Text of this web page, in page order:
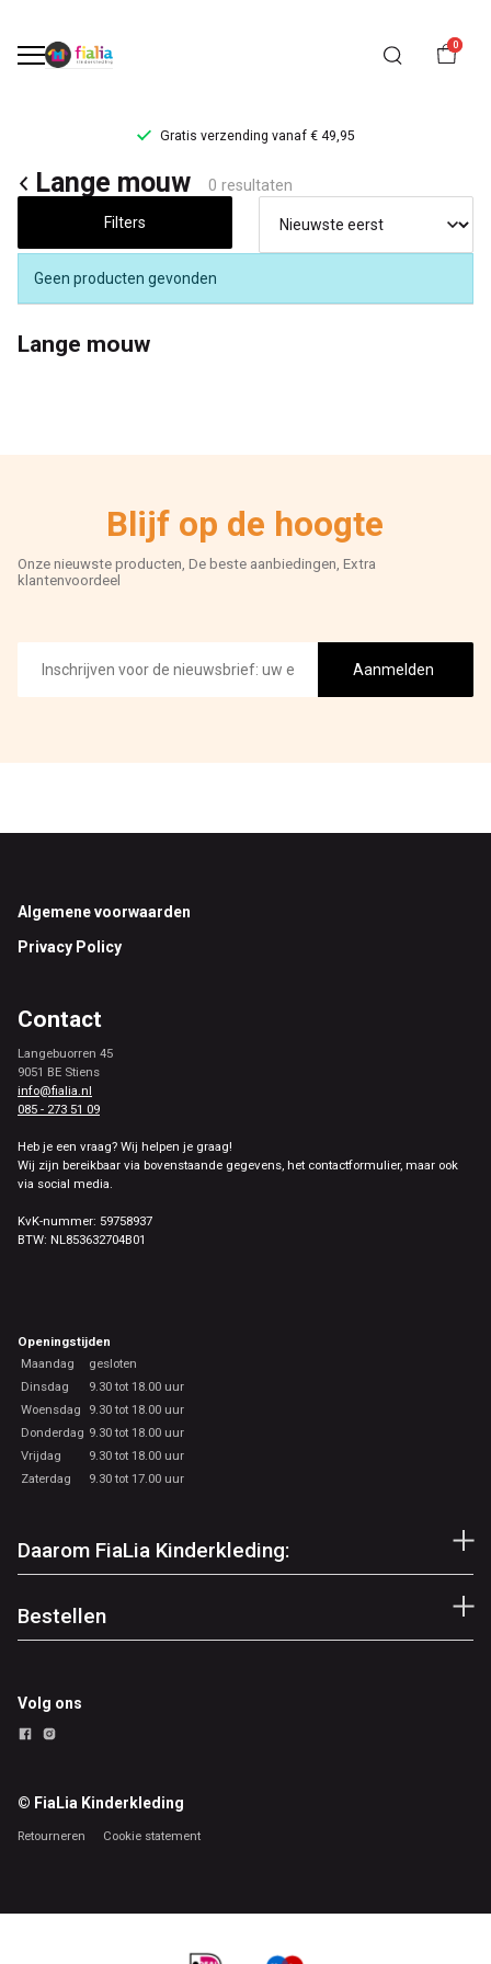
0
Gratis verzending vanaf € 49,95
Lange
mouw
FiaLia
Kinderkleding
Lange mouw 0 resultaten
Filters
Geen producten gevonden
Lange mouw
Blijf op de hoogte
Onze nieuwste producten, De beste aanbiedingen, Extra
klantenvoordeel
mailadres
Aanmelden
Footer
Algemene voorwaarden
Privacy Policy
Contact
Langebuorren 45
9051 BE Stiens
info@fialia.nl
085 - 273 51 09
Heb je een vraag? Wij helpen je graag!
Wij zijn bereikbaar via bovenstaande gegevens, het contactformulier, maar ook
via social media.
KvK-nummer: 59758937
BTW: NL853632704B01
Openingstijden
Maandag
gesloten
Dinsdag
9.30 tot 18.00 uur
Woensdag
9.30 tot 18.00 uur
Donderdag 9.30 tot 18.00 uur
Vrijdag
9.30 tot 18.00 uur
Zaterdag
9.30 tot 17.00 uur
Daarom FiaLia Kinderkleding:
Bestellen
Volg ons
© FiaLia Kinderkleding
Retourneren Cookie statement